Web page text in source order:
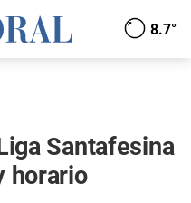
8.7°
Santafesina
horario